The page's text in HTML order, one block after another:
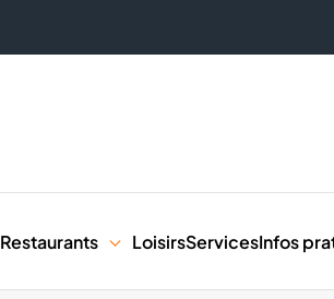
Restaurants LoisirsServicesInfos